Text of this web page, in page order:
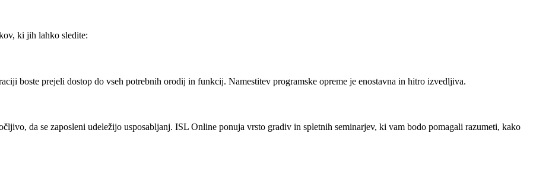
ki jih lahko sledite:
boste prejeli dostop do vseh potrebnih orodij in funkcij. Namestitev programske opreme je enostavna in hitro izvedljiva.
da se zaposleni udeležijo usposabljanj. ISL Online ponuja vrsto gradiv in spletnih seminarjev, ki vam bodo pomagali razumeti, kako